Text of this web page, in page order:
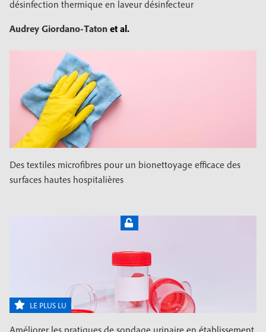
désinfection thermique en laveur désinfecteur
Audrey Giordano-Taton et al.
Des textiles microfibres pour un bionettoyage efficace des
surfaces hautes hospitalières
LE PLUS LU
Améliorer les pratiques de sondage urinaire en établissement